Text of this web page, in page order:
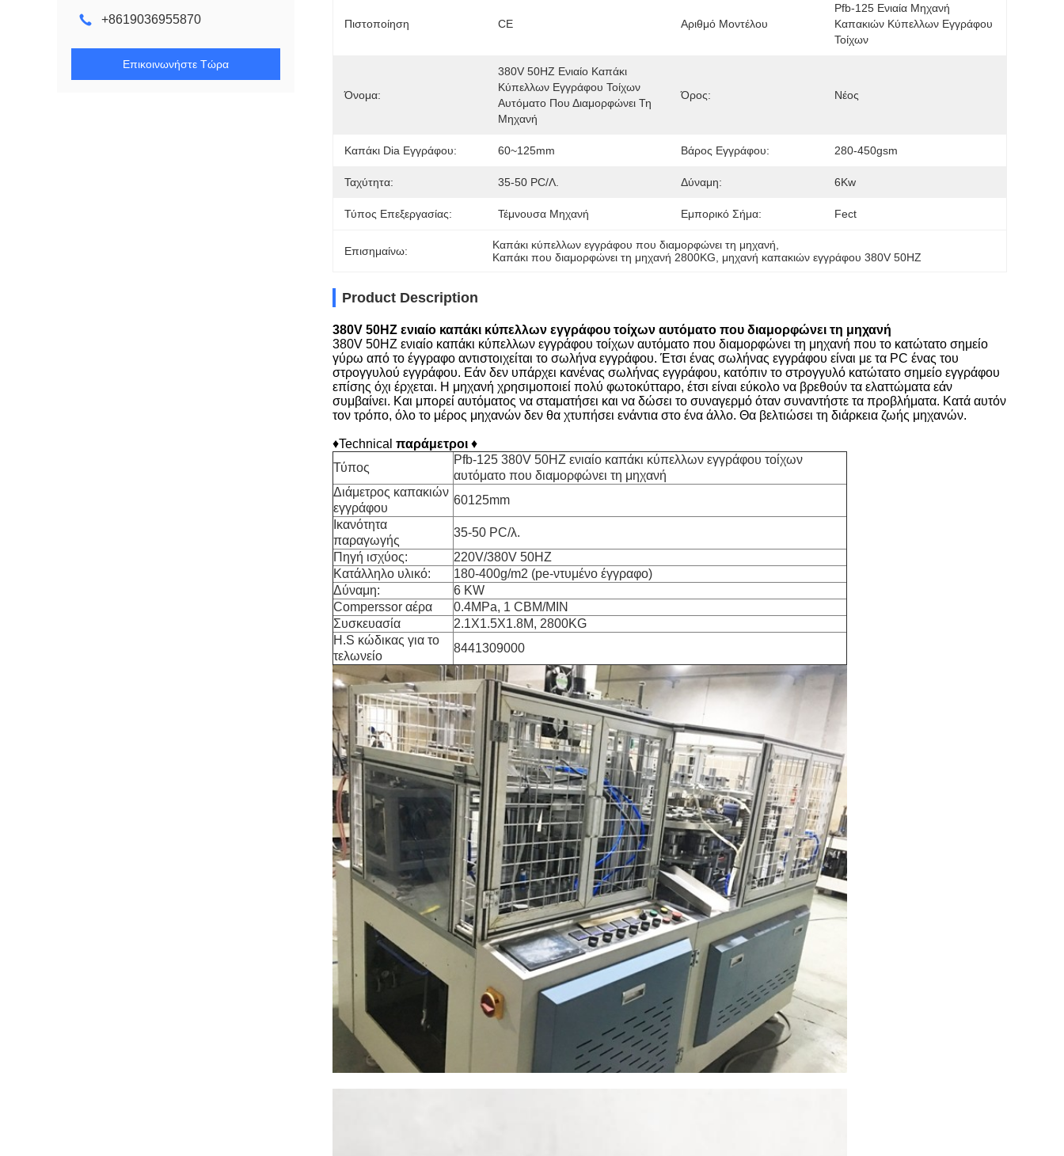
+8619036955870
Επικοινωνήστε Τώρα
Πιστοποίηση CE Αριθμό Μοντέλου
Pfb-125 Ενιαία Μηχανή
Καπακιών Κύπελλων Εγγράφου
Τοίχων
Όνομα:
380V 50HZ Ενιαίο Καπάκι
Κύπελλων Εγγράφου Τοίχων
Αυτόματο Που Διαμορφώνει Τη
Μηχανή
Όρος: Νέος
Καπάκι Dia Εγγράφου: 60~125mm Βάρος Εγγράφου: 280-450gsm
Ταχύτητα: 35-50 PC/λ. Δύναμη: 6Kw
Τύπος Επεξεργασίας: Τέμνουσα Μηχανή Εμπορικό Σήμα: Fect
Επισημαίνω: Καπάκι κύπελλων εγγράφου που διαμορφώνει τη μηχανή
Καπάκι που διαμορφώνει τη μηχανή 2800KG
μηχανή καπακιών εγγράφου 380V 50HZ
Product Description
380V 50HZ ενιαίο καπάκι κύπελλων εγγράφου τοίχων αυτόματο που διαμορφώνει τη μηχανή
380V 50HZ ενιαίο καπάκι κύπελλων εγγράφου τοίχων αυτόματο που διαμορφώνει τη μηχανή που το κατώτατο σημείο
γύρω από το έγγραφο αντιστοιχείται το σωλήνα εγγράφου. Έτσι ένας σωλήνας εγγράφου είναι με τα PC ένας του
στρογγυλού εγγράφου. Εάν δεν υπάρχει κανένας σωλήνας εγγράφου, κατόπιν το στρογγυλό κατώτατο σημείο εγγράφου
επίσης όχι έρχεται. Η μηχανή χρησιμοποιεί πολύ φωτοκύτταρο, έτσι είναι εύκολο να βρεθούν τα ελαττώματα εάν
συμβαίνει. Και μπορεί αυτόματος να σταματήσει και να δώσει το συναγερμό όταν συναντήστε τα προβλήματα. Κατά αυτόν
τον τρόπο, όλο το μέρος μηχανών δεν θα χτυπήσει ενάντια στο ένα άλλο. Θα βελτιώσει τη διάρκεια ζωής μηχανών.
♦Technical παράμετροι ♦
Τύπος
Pfb-125 380V 50HZ ενιαίο καπάκι κύπελλων εγγράφου τοίχων
αυτόματο που διαμορφώνει τη μηχανή
Διάμετρος καπακιών
εγγράφου
60125mm
Ικανότητα
παραγωγής
35-50 PC/λ.
Πηγή ισχύος:
220V/380V 50HZ
Κατάλληλο υλικό:
180-400g/m2 (pe-ντυμένο έγγραφο)
Δύναμη:
6 KW
Comperssor αέρα
0.4MPa, 1 CBM/MIN
Συσκευασία
2.1X1.5X1.8M, 2800KG
H.S κώδικας για το
τελωνείο
8441309000